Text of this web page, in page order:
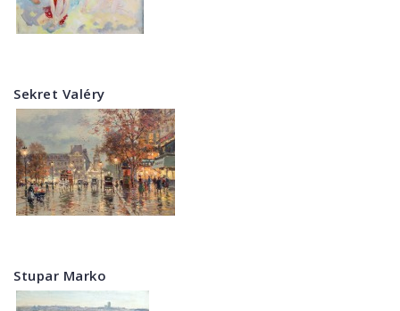
Sekret Valéry
Stupar Marko